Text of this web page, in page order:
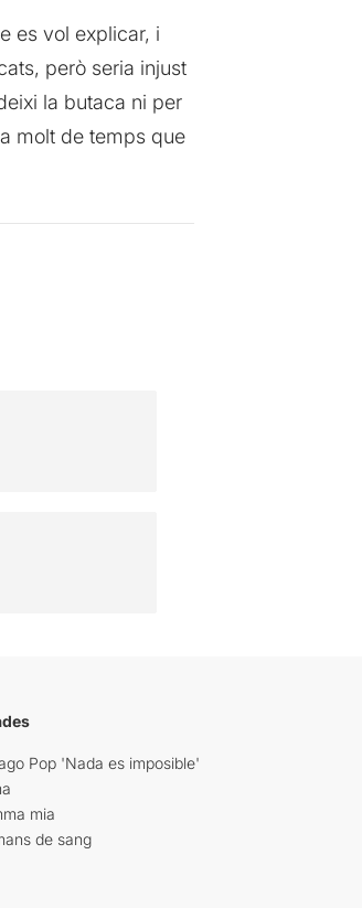
es vol explicar, i
però seria injust
la butaca ni per
molt de temps que
Pop 'Nada es imposible'
mia
de sang